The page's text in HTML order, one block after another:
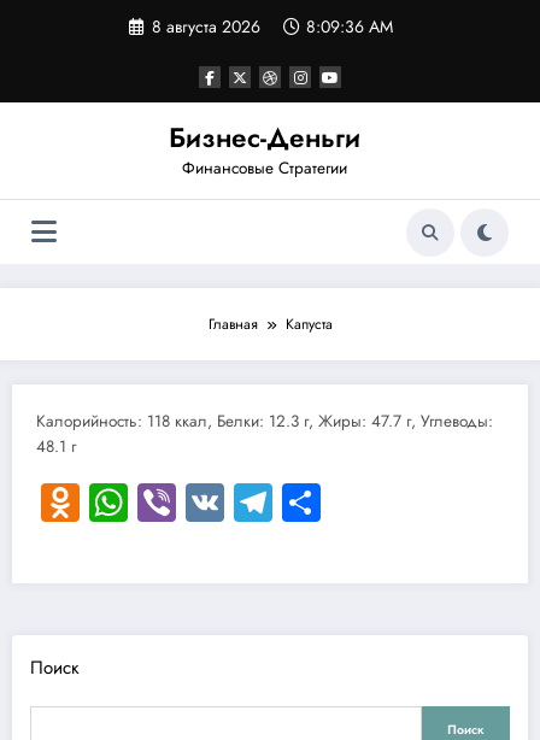
8 августа 2026 8:09:36 AM
Бизнес-Деньги
Финансовые Стратегии
Главная Капуста
Калорийность: 118 ккал, Белки: 12.3 г, Жиры: 47.7 г, Углеводы:
48.1 г
Odnoklassniki
WhatsApp
Viber
VKTelegram
Поиск
Поиск